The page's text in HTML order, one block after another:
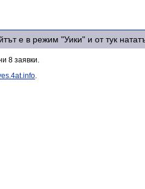
е в режим "Уики" и от тук
8 заявки.
.